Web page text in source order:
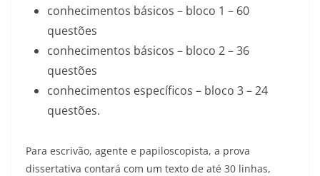
conhecimentos básicos – bloco 1 – 60
questões
conhecimentos básicos – bloco 2 – 36
questões
conhecimentos específicos – bloco 3 – 24
questões.
Para escrivão, agente e papiloscopista, a prova
dissertativa contará com um texto de até 30 linhas,